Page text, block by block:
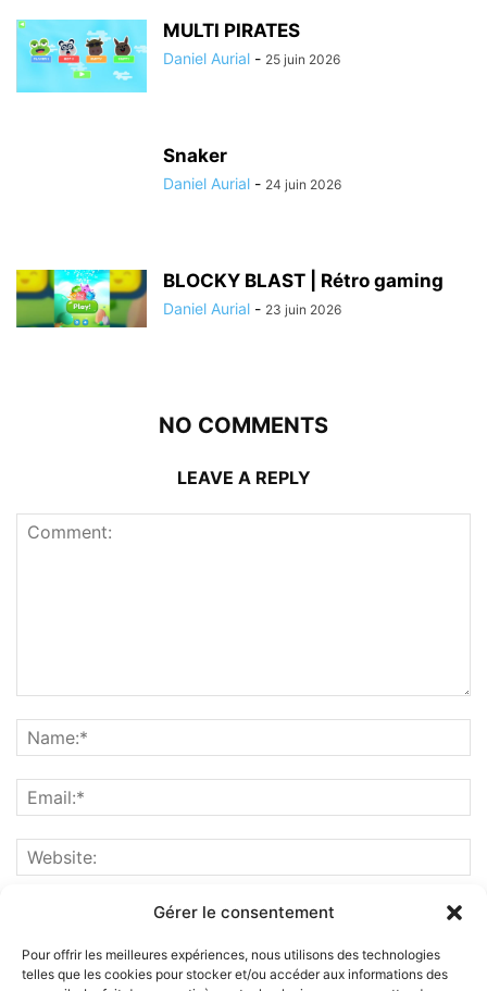
Gérer le consentement
Pour offrir les meilleures expériences, nous utilisons des technologies
telles que les cookies pour stocker et/ou accéder aux informations des
MULTI PIRATES
Daniel Aurial - 25 juin 2026
Snaker
Daniel Aurial - 24 juin 2026
BLOCKY BLAST | Rétro gaming
Daniel Aurial - 23 juin 2026
NO COMMENTS
LEAVE A REPLY